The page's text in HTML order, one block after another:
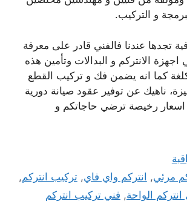
و التركيب.
تجدها عندنا فالفني قادر على معرفة
اجهزة الانتركم و البدالات وتأمين هذه
كما انه يضمن فك و تركيب القطع
ناهيك عن توفير عقود صيانة دورية
اسعار رخيصة ترضي حاجاتكم و
مرئي, انتركم واي فاي,تركيب انتركم,
انتركم الواحة, فني تركيب انتركم